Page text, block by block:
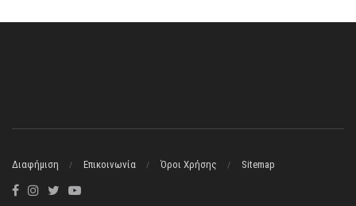
Διαφήμιση Επικοινωνία Όροι Χρήσης Sitemap